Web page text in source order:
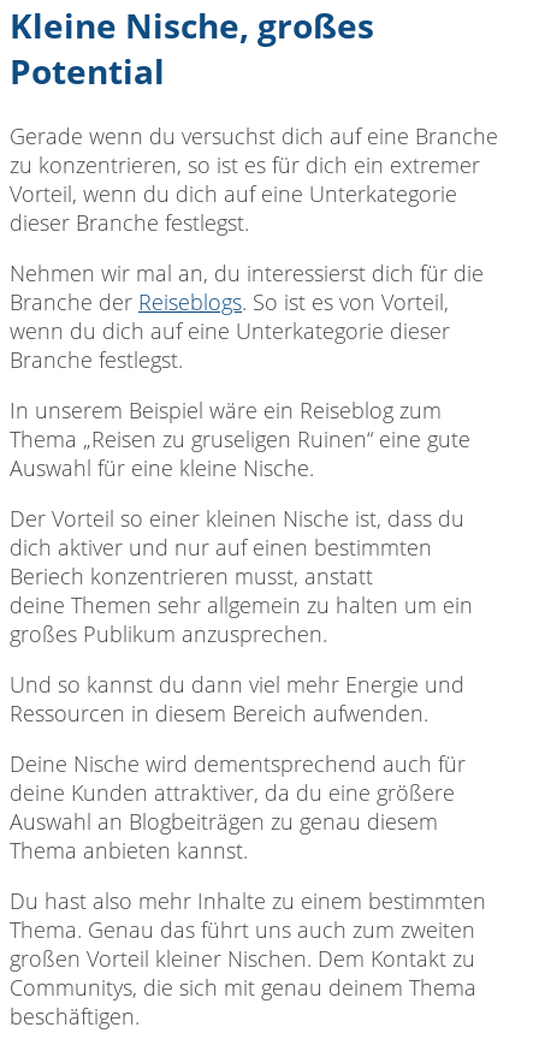
Kleine Nische, großes
Potential
Gerade wenn du versuchst dich auf eine Branche
zu konzentrieren, so ist es für dich ein extremer
Vorteil, wenn du dich auf eine Unterkategorie
dieser Branche festlegst.
Nehmen wir mal an, du interessierst dich für die
Branche der Reiseblogs. So ist es von Vorteil,
wenn du dich auf eine Unterkategorie dieser
Branche festlegst.
In unserem Beispiel wäre ein Reiseblog zum
Thema „Reisen zu gruseligen Ruinen“ eine gute
Auswahl für eine kleine Nische.
Der Vorteil so einer kleinen Nische ist, dass du
dich aktiver und nur auf einen bestimmten
Beriech konzentrieren musst, anstatt
deine Themen sehr allgemein zu halten um ein
großes Publikum anzusprechen.
Und so kannst du dann viel mehr Energie und
Ressourcen in diesem Bereich aufwenden.
Deine Nische wird dementsprechend auch für
deine Kunden attraktiver, da du eine größere
Auswahl an Blogbeiträgen zu genau diesem
Thema anbieten kannst.
Du hast also mehr Inhalte zu einem bestimmten
Thema. Genau das führt uns auch zum zweiten
großen Vorteil kleiner Nischen. Dem Kontakt zu
Communitys, die sich mit genau deinem Thema
beschäftigen.